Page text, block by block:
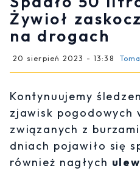
Żywioł
na drogach
20 sierpień 2023 - 13:38
Kontynuujemy
zjawisk pogodowych
związanych z
dniach pojawiło się
również nagłych ulew